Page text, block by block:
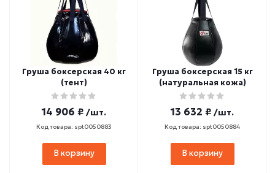
Груша боксерская 40 кг
(тент)
14 906 ₽ /шт.
Код товара: spt0050883
В корзину
Груша боксерская 15 кг
(натуральная кожа)
13 632 ₽ /шт.
Код товара: spt0050884
В корзину